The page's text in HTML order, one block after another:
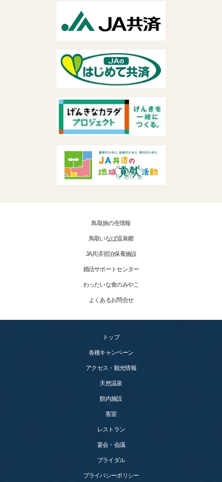
鳥取旅の生情報
鳥取いなば温泉郷
JA共済宿泊保養施設
婚活サポートセンター
わったいな食のみやこ
よくあるお問合せ
トップ
各種キャンペーン
アクセス・観光情報
天然温泉
館内施設
客室
レストラン
宴会・会議
ブライダル
プライバシーポリシー